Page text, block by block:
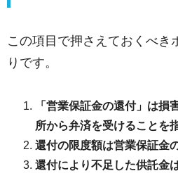
この項目で押さえておくべき
りです。
「営業保証金の還付」は損
所から弁済を受けることを
還付の限度額は営業保証金
還付により不足した供託金